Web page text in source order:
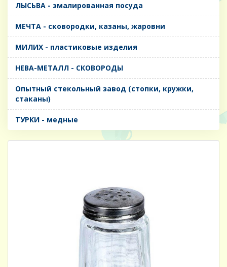
ЛЫСЬВА - эмалированная посуда
МЕЧТА - сковородки, казаны, жаровни
МИЛИХ - пластиковые изделия
НЕВА-МЕТАЛЛ - СКОВОРОДЫ
Опытный стекольный завод (стопки, кружки,
стаканы)
ТУРКИ - медные